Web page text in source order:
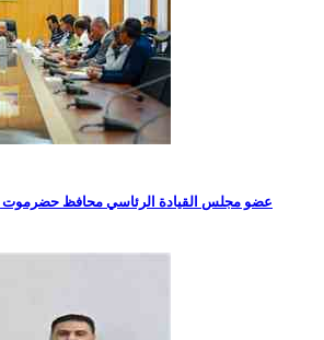
عضو مجلس القيادة الرئاسي محافظ حضرموت